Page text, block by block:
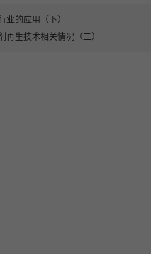
的应用（下）
生技术相关情况（二）